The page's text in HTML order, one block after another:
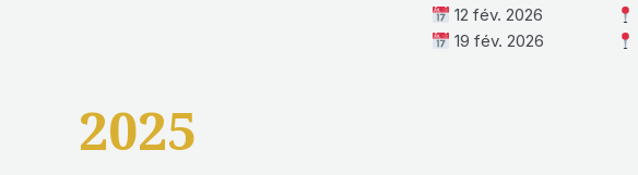
12 fév. 2026
19 fév. 2026
2025